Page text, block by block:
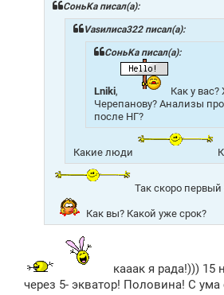
СоньKa писал(а):
Vasилиса322 писал(а):
СоньKa писал(а):
Lniki,
Как у
Черепанову? Анализы
после НГ?
Какие люди
Так скоро первый
Как вы? Какой уже срок?
кааак я рада!))) 15
через 5- экватор! Половина! С ума